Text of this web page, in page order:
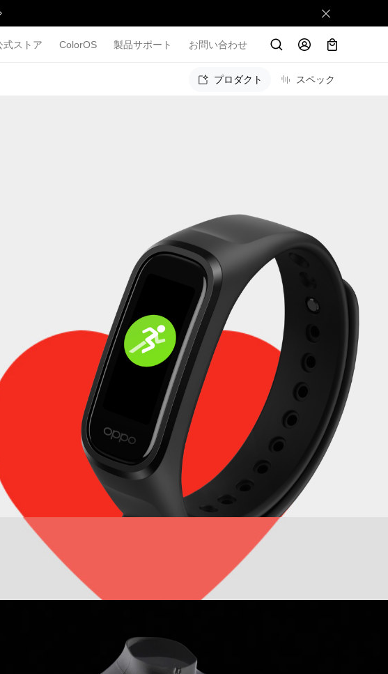
式ストア ColorOS 製品サポート お問い合わせ
プロダクト スペック
インチ
機ELディスプレイで
報を見やすく